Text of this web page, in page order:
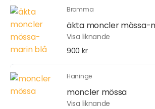
Bromma
äkta moncler mössa-
Visa liknande
900 kr
Haninge
moncler mössa
Visa liknande